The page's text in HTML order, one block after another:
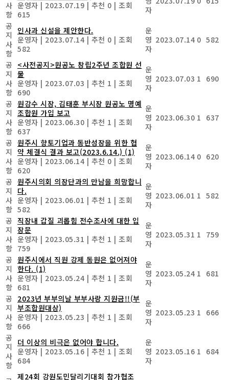
사
항
운영자 | 2023.07.19 | 추천 0 | 조회
615
자
공
지
사
항
인사과 신설을 제안한다.
운영자 | 2023.07.14 | 추천 0 | 조회
582
운
영
자
2023.07.14 0 582
공
지
사
항
<사전공지>원공노 창립2주년 조합원 선
물
운영자 | 2023.07.03 | 추천 1 | 조회
690
운
영
자
2023.07.03 1 690
공
지
사
항
원강수 시장, 김태훈 부시장 원공노 명예
조합원 가입 보고
운영자 | 2023.06.30 | 추천 1 | 조회
637
운
영
자
2023.06.30 1 637
공
지
사
항
원주시 향토기업과 동반성장을 위한 협
약 체결식 결과 보고(2023.6.14.) (1)
운영자 | 2023.06.14 | 추천 0 | 조회
620
운
영
자
2023.06.14 0 620
공
지
사
항
원주시의회 의장단과의 만남을 희망합니
다.
운영자 | 2023.06.01 | 추천 1 | 조회
582
운
영
자
2023.06.01 1 582
공
지
사
항
직장내 갑질 괴롭힘 전수조사에 대한 입
장문
운영자 | 2023.05.31 | 추천 1 | 조회
759
운
영
자
2023.05.31 1 759
공
지
사
항
원주시에서 직원 강제 동원은 없어져야
한다. (1)
운영자 | 2023.05.24 | 추천 1 | 조회
681
운
영
자
2023.05.24 1 681
공
지
사
항
2023년 부부의날 부부사랑 지원금!!(부
부조합원대상)
운영자 | 2023.05.23 | 추천 1 | 조회
666
운
영
자
2023.05.23 1 666
공
지
사
항
더 이상의 비극은 없어야 합니다.
운영자 | 2023.05.16 | 추천 1 | 조회
684
운
영
자
2023.05.16 1 684
제24회 강원도민달리기대회 참가협조